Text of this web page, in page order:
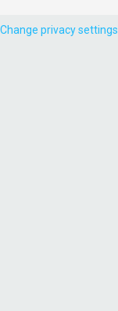
Change privacy settings